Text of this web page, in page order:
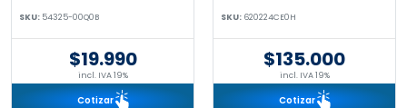
SKU: 54325-00Q0B
$19.990
incl. IVA 19%
Cotizar
SKU: 620224CE0H
$135.000
incl. IVA 19%
Cotizar